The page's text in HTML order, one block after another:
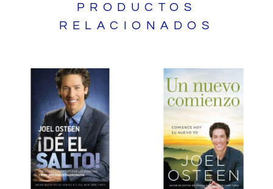
PRODUCTOS
RELACIONADOS